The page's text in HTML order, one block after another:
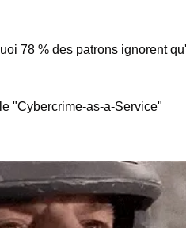
78 % des patrons ignorent
"Cybercrime-as-a-Service"